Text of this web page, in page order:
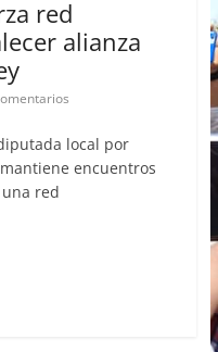
red
alianza
local por
encuentros
red